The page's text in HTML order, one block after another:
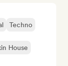
Techno
House